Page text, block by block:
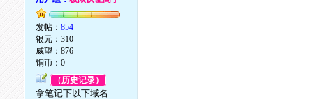
发帖：854
银元：310
威望：876
铜币：0
（历史记录）
拿笔记下以下域名